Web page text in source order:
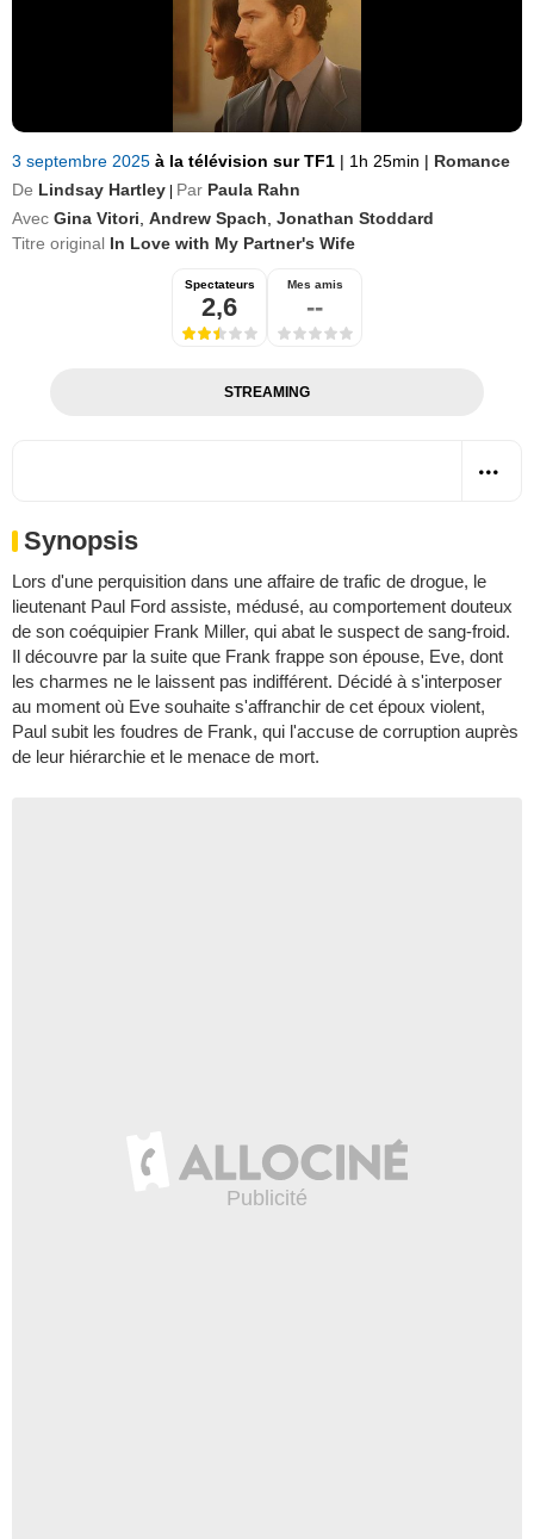
3 septembre 2025 à la télévision sur TF1 | 1h 25min | Romance
De Lindsay Hartley Par Paula Rahn
Avec Gina Vitori Andrew Spach Jonathan Stoddard
Titre original In Love with My Partner's Wife
Spectateurs
2,6
Mes amis
--
STREAMING
Synopsis
Lors d'une perquisition dans une affaire de trafic de drogue, le
lieutenant Paul Ford assiste, médusé, au comportement douteux
de son coéquipier Frank Miller, qui abat le suspect de sang-froid.
Il découvre par la suite que Frank frappe son épouse, Eve, dont
les charmes ne le laissent pas indifférent. Décidé à s'interposer
au moment où Eve souhaite s'affranchir de cet époux violent,
Paul subit les foudres de Frank, qui l'accuse de corruption auprès
de leur hiérarchie et le menace de mort.